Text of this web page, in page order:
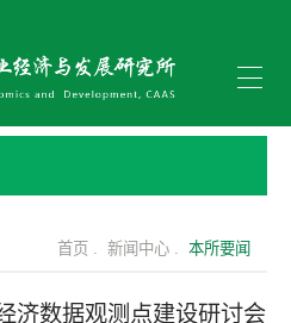
首页 . 新闻中心 . 本所要闻
济数据观测点建设研讨会